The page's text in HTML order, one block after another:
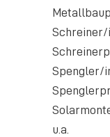
Schreiner/
Spengler/
u.a.